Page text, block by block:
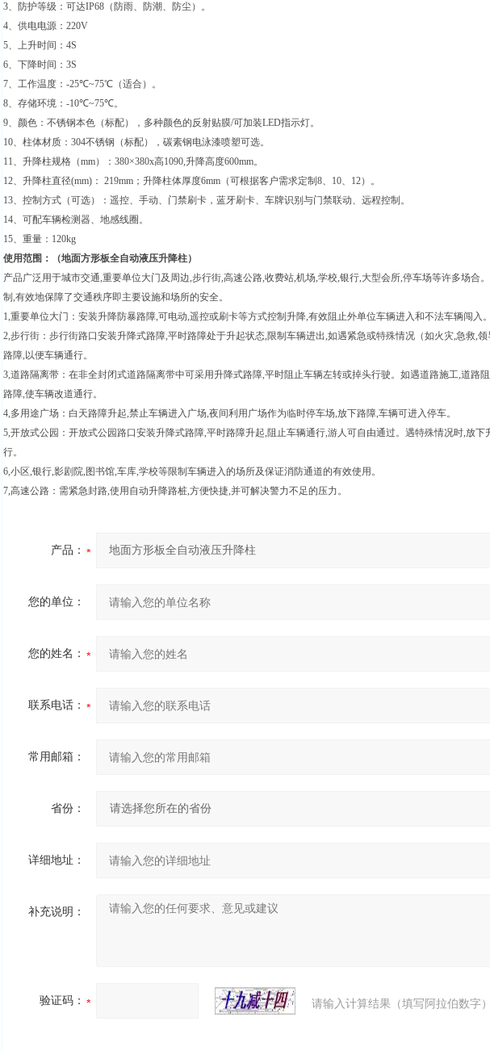
3、防护等级：可达IP68 （防雨、防潮、防尘）。
4、供电电源： 220V
5、上升时间： 4S
6、下降时间： 3S
7、工作温度： -25℃~75℃ （适合）。
8、存储环境： -10℃~75℃。
9、颜色：不锈钢本色（标配），多种颜色的反射贴膜/可加装LED指示灯。
10、柱体材质： 304不锈钢（标配），碳素钢电泳漆喷塑可选。
11、升降柱规格（mm）： 380×380x高1090,升降高度600mm。
12、升降柱直径(mm) ： 219mm ；升降柱体厚度6mm （可根据客户需求定制 8、 10、 12）。
13、控制方式（可选）：遥控、手动、门禁刷卡，蓝牙刷卡、车牌识别与门禁联动、远程控制。
14、可配车辆检测器、地感线圈。
15、重量： 120kg
使用范围：（地面方形板全自动液压升降柱）
产品广泛用于城市交通,重要单位大门及周边,步行街,高速公路,收费站,机场,学校,银行,大型会所,停车场等许多场合
制 ,有效地保障了交通秩序即主要设施和场所的安全。
1,重要单位大门：安装升降防暴路障,可电动,遥控或刷卡等方式控制升降,有效阻止外单位车辆进入和不法车辆闯入。
2,步行街：步行街路口安装升降式路障,平时路障处于升起状态,限制车辆进出,如遇紧急或特殊情况（如火灾,急救,领
路障, 以便车辆通行。
3,道路隔离带：在非全封闭式道路隔离带中可采用升降式路障,平时阻止车辆左转或掉头行驶。如遇道路施工,道路
路障,使车辆改道通行。
4,多用途广场：白天路障升起,禁止车辆进入广场,夜间利用广场作为临时停车场,放下路障,车辆可进入停车。
5,开放式公园：开放式公园路口安装升降式路障,平时路障升起,阻止车辆通行,游人可自由通过。遇特殊情况时,放下
行。
6,小区,银行,影剧院,图书馆,车库,学校等限制车辆进入的场所及保证消防通道的有效使用。
7,高速公路：需紧急封路,使用自动升降路桩,方便快捷,并可解决警力不足的压力。
产品：
您的单位：
您的姓名：
联系电话：
常用邮箱：
省份：
详细地址：
补充说明：
验证码： 请输入计算结果（填写阿拉伯数字